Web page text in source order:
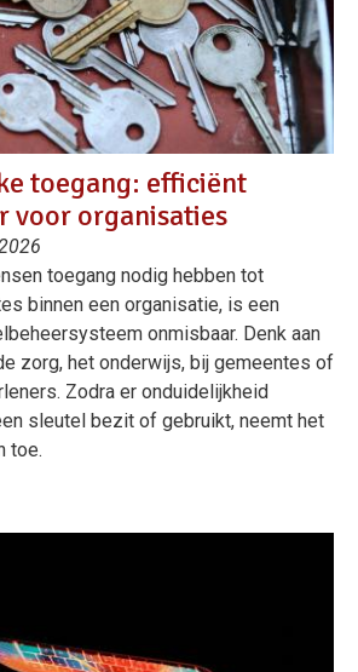
toegang: efficiënt
voor organisaties
toegang nodig hebben tot
binnen een organisatie, is een
onmisbaar. Denk aan
zorg, het onderwijs, bij gemeentes of
Zodra er onduidelijkheid
sleutel bezit of gebruikt, neemt het
toe.